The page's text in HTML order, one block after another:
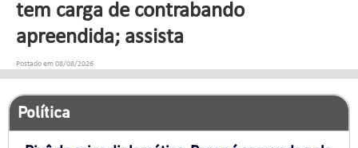
tem carga de contrabando
apreendida; assista
Postado em 08/08/2026
Política